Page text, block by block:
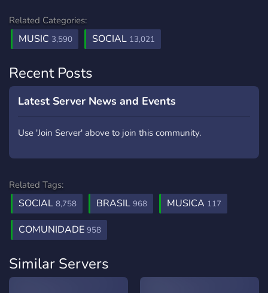
Related Categories:
MUSIC 3,590 SOCIAL 13,021
Recent Posts
Latest Server News and Events
Use 'Join Server' above to join this community.
Related Tags:
SOCIAL 8,758 BRASIL 968 MUSICA 117
COMUNIDADE 958
Similar Servers